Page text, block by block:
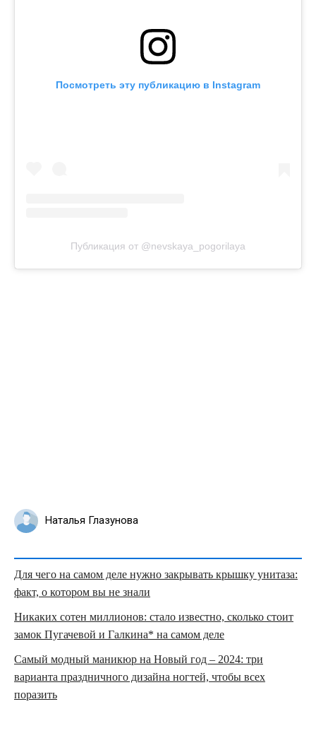
Посмотреть эту публикацию в Instagram
Публикация от @nevskaya_pogorilaya
Наталья Глазунова
Для чего на самом деле нужно закрывать крышку унитаза:
факт, о котором вы не знали
Никаких сотен миллионов: стало известно, сколько стоит
замок Пугачевой и Галкина* на самом деле
Самый модный маникюр на Новый год – 2024: три
варианта праздничного дизайна ногтей, чтобы всех
поразить